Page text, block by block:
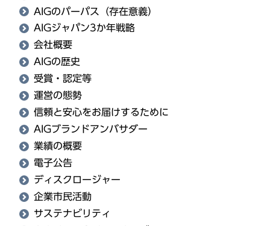
AIGのパーパス（存在意義）
AIGジャパン3か年戦略
会社概要
AIGの歴史
受賞・認定等
運営の態勢
信頼と安心をお届けするために
AIGブランドアンバサダー
業績の概要
電子公告
ディスクロージャー
企業市民活動
サステナビリティ